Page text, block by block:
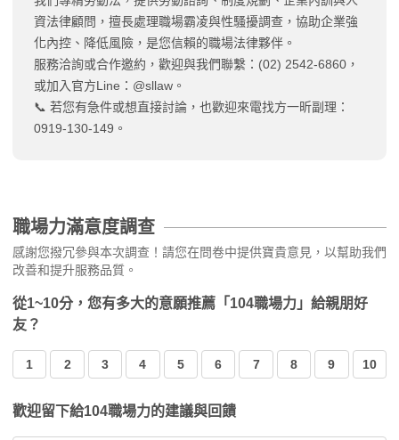
資法律顧問，擅長處理職場霸凌與性騷擾調查，協助企業強
化內控、降低風險，是您信賴的職場法律夥伴。
服務洽詢或合作邀約，歡迎與我們聯繫：(02) 2542-6860，
或加入官方Line：@sllaw。
📞 若您有急件或想直接討論，也歡迎來電找方一昕副理：
0919-130-149。
職場力滿意度調查
感謝您撥冗參與本次調查！請您在問卷中提供寶貴意見，以幫助我們
改善和提升服務品質。
從1~10分，您有多大的意願推薦「104職場力」給親朋好
友？
1 2 3 4 5 6 7 8 9 10
歡迎留下給104職場力的建議與回饋